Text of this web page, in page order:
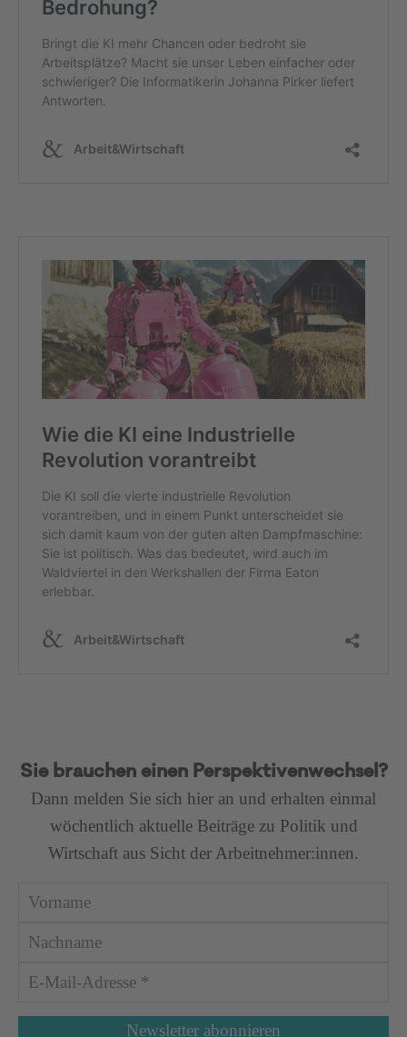
Sie brauchen einen Perspektivenwechsel?
Dann melden Sie sich hier an und erhalten einmal
wöchentlich aktuelle Beiträge zu Politik und
Wirtschaft aus Sicht der Arbeitnehmer:innen.